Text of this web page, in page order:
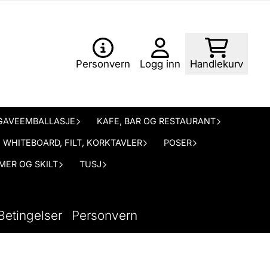
Personvern Logg inn Handlekurv
KAFE, BAR OG RESTAURANT
WHITEBOARD, FILT, KORKTAVLER POSER
OG SKILT TUSJ
Personvern